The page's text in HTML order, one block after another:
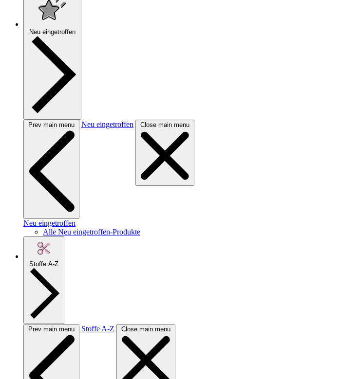
Neu eingetroffen
Prev main menu Neu eingetroffen Close main menu
Neu eingetroffen
Alle Neu eingetroffen-Produkte
Stoffe A-Z
Prev main menu Stoffe A-Z Close main menu